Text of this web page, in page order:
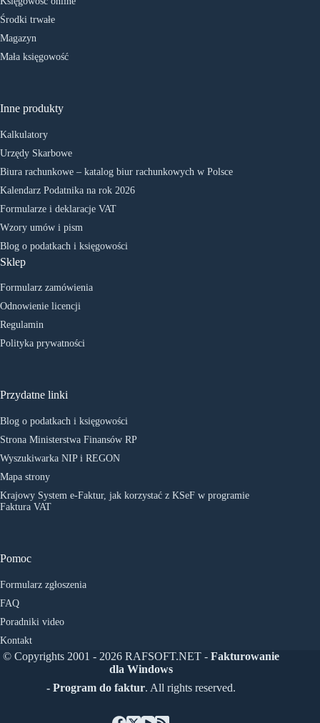
Środki trwałe
Magazyn
Mała księgowość
Inne produkty
Kalkulatory
Urzędy Skarbowe
Biura rachunkowe – katalog biur rachunkowych w Polsce
Kalendarz Podatnika na rok 2026
Formularze i deklaracje VAT
Wzory umów i pism
Blog o podatkach i księgowości
Sklep
Formularz zamówienia
Odnowienie licencji
Regulamin
Polityka prywatności
Przydatne linki
Blog o podatkach i księgowości
Strona Ministerstwa Finansów RP
Wyszukiwarka NIP i REGON
Mapa strony
Krajowy System e-Faktur, jak korzystać z KSeF w programie
Faktura VAT
Pomoc
Formularz zgłoszenia
FAQ
Poradniki video
Kontakt
© Copyrights 2001 - 2026 RAFSOFT.NET - Fakturowanie
dla Windows
- Program do faktur. All rights reserved.